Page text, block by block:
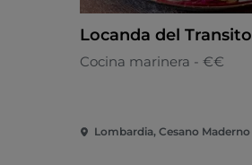
Locanda del Transito
Cocina marinera - €€
Lombardia, Cesano Maderno